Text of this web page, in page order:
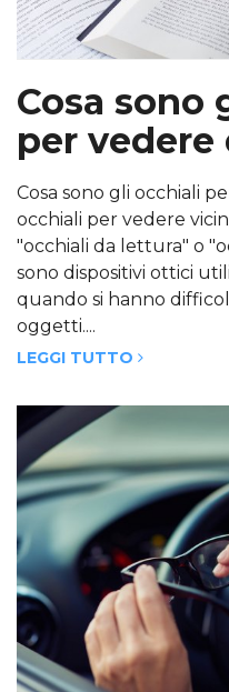
Cosa sono
per vedere
Cosa sono gli occhiali
occhiali per vedere
"occhiali da lettura" o
sono dispositivi ottici
quando si hanno
oggetti....
LEGGI TUTTO